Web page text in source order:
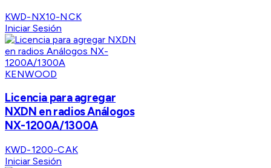
KWD-NX10-NCK
Iniciar Sesión
KENWOOD
Licencia para agregar
NXDN en radios Análogos
NX-1200A/1300A
KWD-1200-CAK
Iniciar Sesión